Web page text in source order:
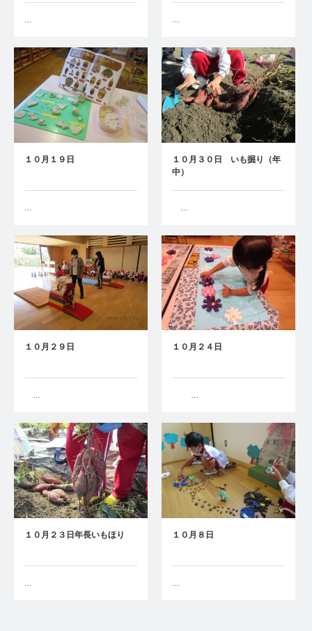
… …
１０月１９日
１０月３０日 いも掘り（年
中）
１０月２９日 １０月２４日
１０月２３日年長いもほり １０月８日